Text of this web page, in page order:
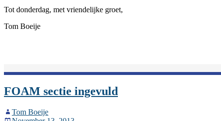
Tot donderdag, met vriendelijke groet,
Tom Boeije
FOAM sectie ingevuld
Tom Boeije